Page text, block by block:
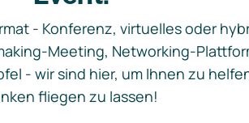
- Konferenz, virtuelles oder
Meeting, Networking-
- wir sind hier, um Ihnen zu
fliegen zu lassen!